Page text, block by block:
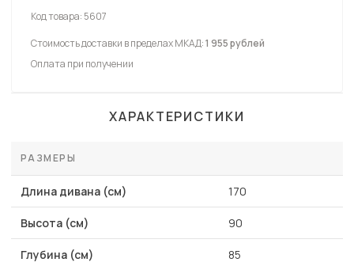
Код товара: 5607
Стоимость доставки в пределах МКАД:1 955 рублей
Оплата при получении
ХАРАКТЕРИСТИКИ
РАЗМЕРЫ
Длина дивана (см) 170
Высота (см) 90
Глубина (см) 85